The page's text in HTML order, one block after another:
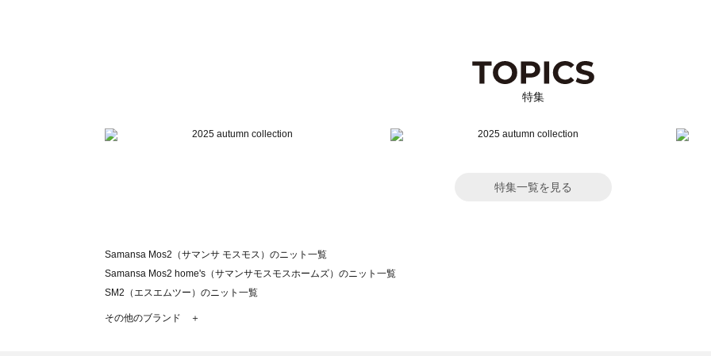
特集
特集一覧を見る
Samansa Mos2（サマンサ モスモス）のニット一覧
Samansa Mos2 home's（サマンサモスモスホームズ）のニット一覧
SM2（エスエムツー）のニット一覧
TSUHARU by Samansa Mos2（ツハルバイサマンサモスモス）のニット一覧
その他のブランド ＋